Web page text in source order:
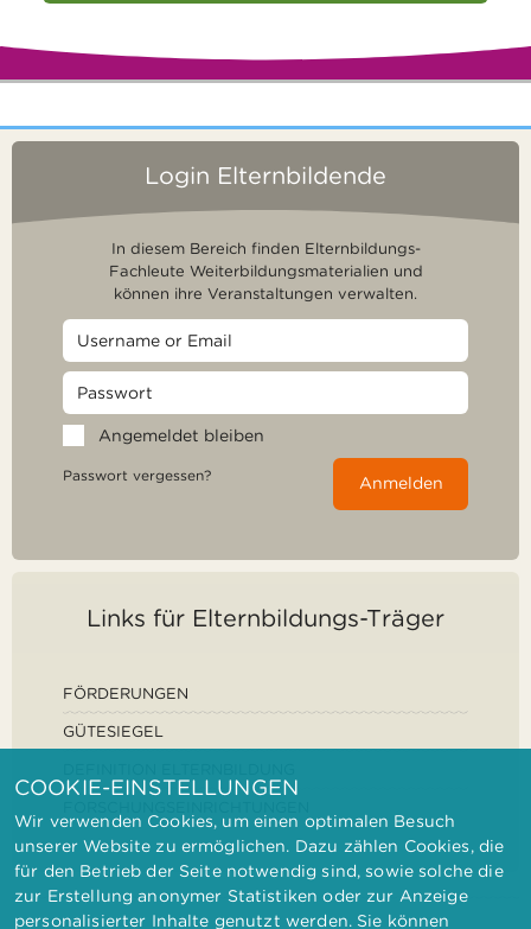
Login Elternbildende
In diesem Bereich finden Elternbildungs-
Fachleute Weiterbildungsmaterialien und
können ihre Veranstaltungen verwalten.
Angemeldet bleiben
Passwort vergessen? Anmelden
Links für Elternbildungs-Träger
FÖRDERUNGEN
GÜTESIEGEL
COOKIE-EINSTELLUNGEN
Wir verwenden Cookies, um einen optimalen Besuch
unserer Website zu ermöglichen. Dazu zählen Cookies, die
für den Betrieb der Seite notwendig sind, sowie solche die
zur Erstellung anonymer Statistiken oder zur Anzeige
personalisierter Inhalte genutzt werden. Sie können